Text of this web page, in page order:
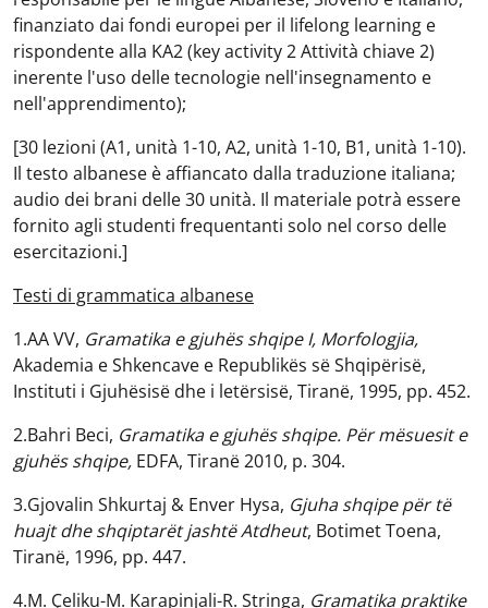
finanziato dai fondi europei per il lifelong learning e
rispondente alla KA2 (key activity 2 Attività chiave 2)
inerente l'uso delle tecnologie nell'insegnamento e
nell'apprendimento);
[30 lezioni (A1, unità 1-10, A2, unità 1-10, B1, unità 1-10).
Il testo albanese è affiancato dalla traduzione italiana;
audio dei brani delle 30 unità. Il materiale potrà essere
fornito agli studenti frequentanti solo nel corso delle
esercitazioni.]
Testi di grammatica albanese
1.AA VV, Gramatika e gjuhës shqipe I, Morfologjia,
Akademia e Shkencave e Republikës së Shqipërisë,
Instituti i Gjuhësisë dhe i letërsisë, Tiranë, 1995, pp. 452.
2.Bahri Beci, Gramatika e gjuhës shqipe. Për mësuesit e
gjuhës shqipe, EDFA, Tiranë 2010, p. 304.
3.Gjovalin Shkurtaj & Enver Hysa, Gjuha shqipe për të
huajt dhe shqiptarët jashtë Atdheut, Botimet Toena,
Tiranë, 1996, pp. 447.
4.M. Çeliku-M. Karapinjali-R. Stringa, Gramatika praktike